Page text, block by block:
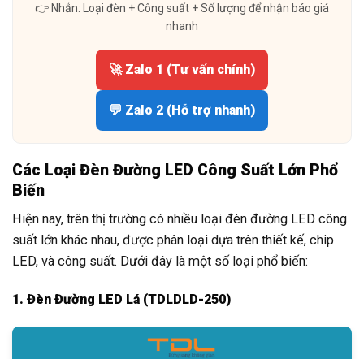
👉 Nhắn: Loại đèn + Công suất + Số lượng để nhận báo giá
nhanh
🚀 Zalo 1 (Tư vấn chính)
💬 Zalo 2 (Hỗ trợ nhanh)
Các Loại Đèn Đường LED Công Suất Lớn Phổ
Biến
Hiện nay, trên thị trường có nhiều loại đèn đường LED công
suất lớn khác nhau, được phân loại dựa trên thiết kế, chip
LED, và công suất. Dưới đây là một số loại phổ biến:
1. Đèn Đường LED Lá (TDLDLD-250)